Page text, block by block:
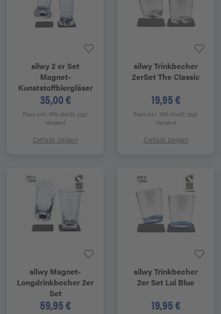
silwy 2 er Set
Magnet-
Kunststoffbiergläser
35,00 €
Preis inkl. 19% MwSt.zzgl.
Versand
Details zeigen
silwyTrinkbecher
2erSet The Classic
19,95 €
Preis inkl. 19% MwSt.zzgl.
Versand
Details zeigen
silwy Magnet-
Longdrinkbecher 2er
Set
59,95 €
silwyTrinkbecher
2er Set Lui Blue
19,95 €